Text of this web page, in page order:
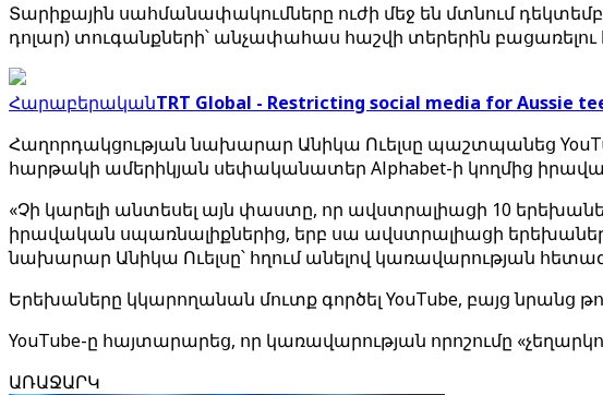
Տարիքային սահմանափակումները ուժի մեջ են մտնում
դոլար) տուգանքների՝ անչափահաս հաշվի տերերին
ՀարաբերականTRT Global - Restricting social media for Aussie
Հաղորդակցության նախարար Անիկա Ուելսը պաշտպանեց
հարթակի ամերիկյան սեփականատեր Alphabet-ի կողմից
«Չի կարելի անտեսել այն փաստը, որ ավստրալիացի 10
իրավական սպառնալիքներից, երբ սա ավստրալիացի
նախարար Անիկա Ուելսը՝ հղում անելով կառավարության
Երեխաները կկարողանան մուտք գործել YouTube, բայց նրանց
YouTube-ը հայտարարեց, որ կառավարության որոշումը
ԱՌԱՋԱՐԿ